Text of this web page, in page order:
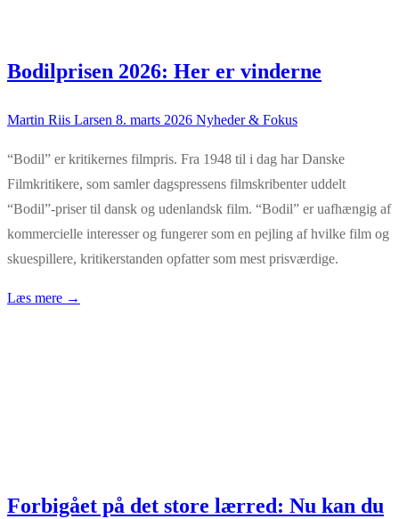
Bodilprisen 2026: Her er vinderne
Martin Riis Larsen 8. marts 2026 Nyheder & Fokus
“Bodil” er kritikernes filmpris. Fra 1948 til i dag har Danske
Filmkritikere, som samler dagspressens filmskribenter uddelt
“Bodil”-priser til dansk og udenlandsk film. “Bodil” er uafhængig af
kommercielle interesser og fungerer som en pejling af hvilke film og
skuespillere, kritikerstanden opfatter som mest prisværdige.
Læs mere →
Forbigået på det store lærred: Nu kan du